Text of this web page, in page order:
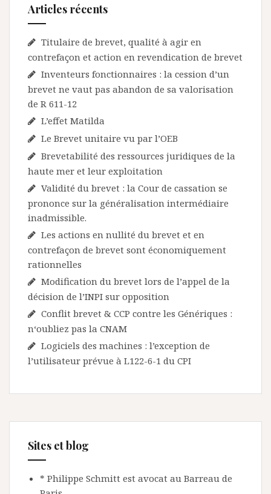
Articles récents
Titulaire de brevet, qualité à agir en
contrefaçon et action en revendication de brevet
Inventeurs fonctionnaires : la cession d’un
brevet ne vaut pas abandon de sa valorisation
de R 611-12
L’effet Matilda
Le Brevet unitaire vu par l’OEB
Brevetabilité des ressources juridiques de la
haute mer et leur exploitation
Validité du brevet : la Cour de cassation se
prononce sur la généralisation intermédiaire
inadmissible.
Les actions en nullité du brevet et en
contrefaçon de brevet sont économiquement
rationnelles
Modification du brevet lors de l’appel de la
décision de l’INPI sur opposition
Conflit brevet & CCP contre les Génériques :
n‘oubliez pas la CNAM
Logiciels des machines : l’exception de
l’utilisateur prévue à L122-6-1 du CPI
Sites et blog
* Philippe Schmitt est avocat au Barreau de